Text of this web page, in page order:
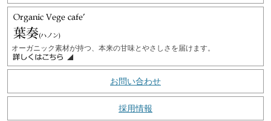
オーガニック素材が持つ、本来の甘味とやさしさを届けます。
お問い合わせ
採用情報